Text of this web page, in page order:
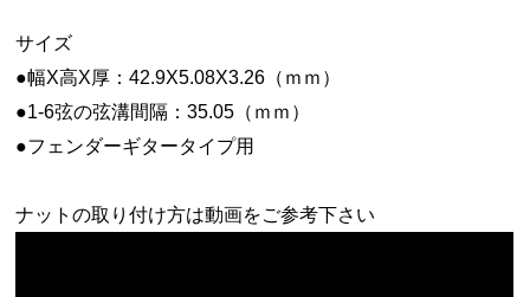
サイズ
●幅X高X厚：42.9X5.08X3.26（ｍｍ）
●1-6弦の弦溝間隔：35.05（ｍｍ）
●フェンダーギタータイプ用
ナットの取り付け方は動画をご参考下さい